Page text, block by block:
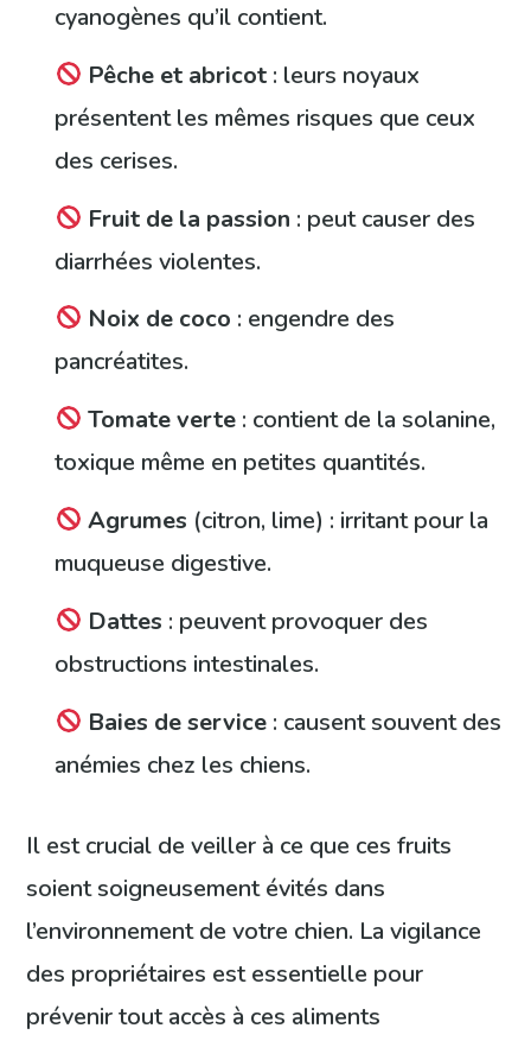
cyanogènes qu’il contient.
Pêche et abricot : leurs noyaux
présentent les mêmes risques que ceux
des cerises.
Fruit de la passion : peut causer des
diarrhées violentes.
Noix de coco : engendre des
pancréatites.
Tomate verte : contient de la solanine,
toxique même en petites quantités.
Agrumes (citron, lime) : irritant pour la
muqueuse digestive.
Dattes : peuvent provoquer des
obstructions intestinales.
Baies de service : causent souvent des
anémies chez les chiens.
Il est crucial de veiller à ce que ces fruits
soient soigneusement évités dans
l’environnement de votre chien. La vigilance
des propriétaires est essentielle pour
prévenir tout accès à ces aliments